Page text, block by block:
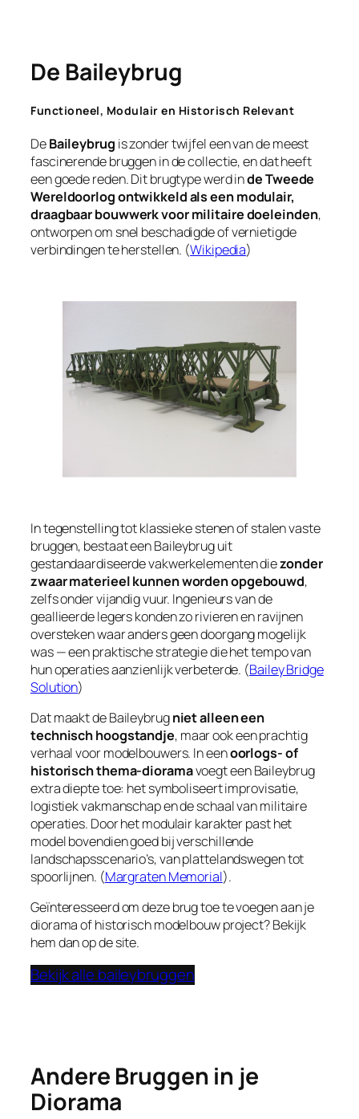
De Baileybrug
Functioneel, Modulair en Historisch Relevant
DeBaileybrug is zonder twijfel een van de meest
fascinerende bruggen in de collectie, en dat heeft
een goede reden. Dit brugtype werd inde Tweede
Wereldoorlog ontwikkeld als een modulair,
draagbaar bouwwerk voor militaire doeleinden,
ontworpen om snel beschadigde of vernietigde
verbindingen te herstellen. (Wikipedia)
In tegenstelling tot klassieke stenen of stalen vaste
bruggen, bestaat een Baileybrug uit
gestandaardiseerde vakwerkelementen diezonder
zwaar materieel kunnen worden opgebouwd,
zelfs onder vijandig vuur. Ingenieurs van de
geallieerde legers konden zo rivieren en ravijnen
oversteken waar anders geen doorgang mogelijk
was — een praktische strategie die het tempo van
hun operaties aanzienlijk verbeterde. (Bailey Bridge
Solution)
Dat maakt de Baileybrugniet alleen een
technisch hoogstandje, maar ook een prachtig
verhaal voor modelbouwers. In eenoorlogs- of
historisch thema-dioramavoegt een Baileybrug
extra diepte toe: het symboliseert improvisatie,
logistiek vakmanschap en de schaal van militaire
operaties. Door het modulair karakter past het
model bovendien goed bij verschillende
landschapsscenario’s, van plattelandswegen tot
spoorlijnen. (Margraten Memorial).
Geïnteresseerd om deze brug toe te voegen aan je
diorama of historisch modelbouw project? Bekijk
hem dan op de site.
Bekijk alle baileybruggen
Andere Bruggen in je
Diorama